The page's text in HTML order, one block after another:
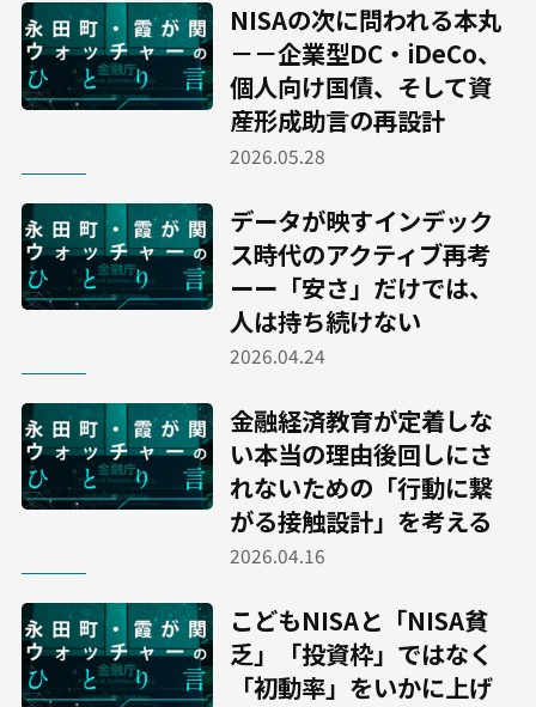
NISAの次に問われる本丸
－－企業型DC・iDeCo、
個人向け国債、そして資
産形成助言の再設計
2026.05.28
データが映すインデック
ス時代のアクティブ再考
ーー「安さ」だけでは、
人は持ち続けない
2026.04.24
金融経済教育が定着しな
い本当の理由――後回しにさ
れないための「行動に繋
がる接触設計」を考える
2026.04.16
こどもNISAと「NISA貧
乏」――「投資枠」ではなく
「初動率」をいかに上げ